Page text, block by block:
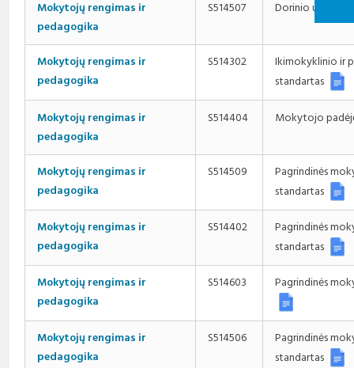
Mokytojų rengimas ir
pedagogika
S514507 Dorinio
Mokytojų rengimas ir
pedagogika
S514302
Ikimokyklinio ir
standartas
Mokytojų rengimas ir
pedagogika
S514404 Mokytojo
Mokytojų rengimas ir
pedagogika
S514509
Pagrindinės
standartas
Mokytojų rengimas ir
pedagogika
S514402
Pagrindinės
standartas
Mokytojų rengimas ir
pedagogika
S514603 Pagrindinės
Mokytojų rengimas ir
pedagogika
S514506
Pagrindinės
standartas